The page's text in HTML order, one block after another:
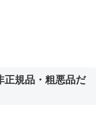
正規品・粗悪品だ